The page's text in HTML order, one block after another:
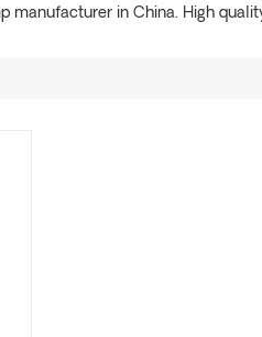
manufacturer in China. High